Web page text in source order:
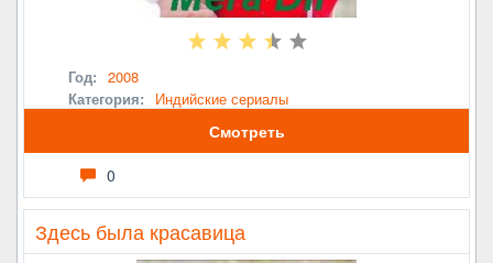
Год: 2008
Категория:
Индийские сериалы
Смотреть
0
Здесь была красавица